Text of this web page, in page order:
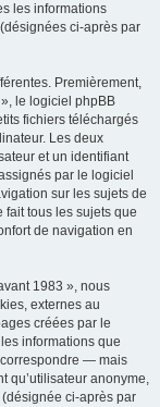
les informations
ci-après par
Premièrement,
le logiciel phpBB
fichiers téléchargés
Les deux
et un identifiant
par le logiciel
sur les sujets de
fait tous les sujets que
de navigation en
1983 », nous
externes au
créées par le
informations que
— mais
qu’utilisateur anonyme,
(désignée ci-après par